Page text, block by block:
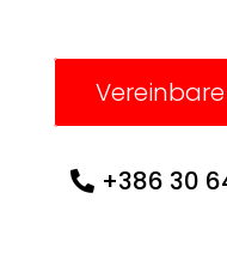
+386 30